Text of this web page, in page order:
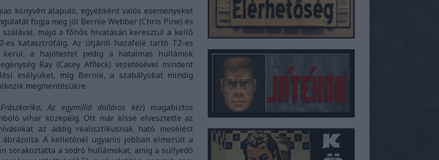
könyvén alapuló, egyébként valós eseményeket
fogja meg jól Bernie Webber (Chris Pine) és
majd a főhős hivatásán keresztül a kellő
es katasztrófáig. Az útjáról hazafelé tartó T2-es
a hajótestet pedig a hatalmas hullámok
Ray (Casey Affleck) vezetésével mindent
esélyüket, míg Bernie, a szabályokat mindig
megmentésükre.
Frászkarika,Az egymillió dolláros kéz) magabiztos
vihar közepéig. Ott már kissé elvesztette az
az addig realisztikusnak ható mesélést
ábrázolta. A kelleténél ugyanis jobban elmerült a
sorakoztatta a sodró hullámokat, amíg a süllyedő